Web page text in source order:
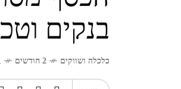
בנקים
כלכלה ושווקים 2 חודשים